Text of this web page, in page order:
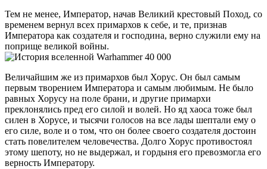
Тем не менее, Император, начав Великий крестовый Поход, со
временем вернул всех примархов к себе, и те, признав
Императора как создателя и господина, верно служили ему на
поприще великой войны.
Величайшим же из примархов был Хорус. Он был самым
первым творением Императора и самым любимым. Не было
равных Хорусу на поле брани, и другие примархи
преклонялись пред его силой и волей. Но яд хаоса тоже был
силен в Хорусе, и тысячи голосов на все лады шептали ему о
его силе, воле и о том, что он более своего создателя достоин
стать повелителем человечества. Долго Хорус противостоял
этому шепоту, но не выдержал, и гордыня его превозмогла его
верность Императору.